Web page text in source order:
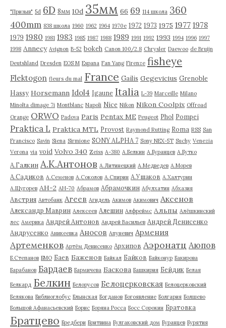
"Призыв" 5d 6D 8мм 10d 35мм 66 69 114 школа 360
400mm 838 школа 1960 1962 1964 1970е 1972 1973 1975 1977 1978
1979 1980 1981 1983 1985 1987 1988 1989 1991 1992 1993 1994 1996 1997
1998 Annecy Avignon B-52 bokeh Canon 100/2.8 Chrysler Daewoo de Bruijn
Deutshland Dresden EOS M Espana Fan Yang Firenze fisheye
Flektogon fleurs du mal France Gailis Gegevicius Grenoble
Hassy Horsemann Idol4 Igaune Italia L-39 Marceille Milano
Minolta dimage 7i Montblanc Napoli Nice Nikon Nikon Coolpix Offroad
Orange ORWO Padova Paris Pentax ME Peugeot Phol Pompei
Praktica L Praktica MTL Provost Raymond Rutting Roma RSS San
Francisco Savin Siena Sirmione SONY ALPHA 7 Sony NEX-5T Suchy Venezia
Verona via void Volvo 340 Zeiss А-380 А.Белкин А.Буранцев А.Бутко
А.Галкин А.К.Антонов А.Литинецкий А.Медведев А.Морев
А.Садиков А.Семенов А.Соколов А.Спирин А.Ушаков А.Халтурин
А.Щугорев АН-2 АН-70 Абрамов Абрамочкин Абулхатин Абхазия
Австрия Автобанк Агеев Агидель Акимов Акимович Аксенов
Александр Маврин Алексеев Алешин Алфреймс Альпы Алёшкинский
лес Америка Андрей Антонов Андрей Васильев Андрей Денисенко
Андрусенко Аникеевка Аносов Апуневич Армения
Артеменков Артём Денисенко Архипов Аэронатц Аюпов
Б.Степанов БМО Баев Баженов Байкал Байков Байконур Бакирова
Барабанов Бардаев Бармичева Баскова Башкирия Бейдик Белая
Белкард Белкин Белорусов Белоцерковская Белоцерковский
Белякова Библиоглобус Блынская Богданов Богоявление Болгария Болшево
Большой Афанасьевский Борис Боряна Росса Босс Сорокин Братовка
Братцево Бредбери Бритвина Булгаковский дом Буранцев Бурятия